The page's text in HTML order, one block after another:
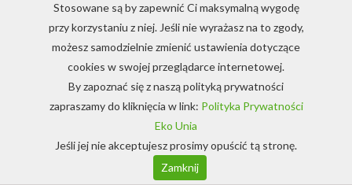
Zmiana technologii wytwarzania energii –
zmiana cywilizacyjna
(źródło:tvn24.pl)
W 2025 roku ze źródeł odnawialnych będzie produkowane więcej
energii niż z węgla – przewiduje Międzynarodowa Agencja
Energetyczna. Oznacza to, że OZE będą największym źródłem
energii elektrycznej na świecie.
Stosowane są by zapewnić Ci maksymalną wygodę
przy korzystaniu z niej. Jeśli nie wyrażasz na to zgody,
możesz samodzielnie zmienić ustawienia dotyczące
cookies w swojej przeglądarce internetowej.
By zapoznać się z naszą polityką prywatności
zapraszamy do kliknięcia w link: Polityka Prywatności
Eko Unia
Jeśli jej nie akceptujesz prosimy opuścić tą stronę.
Zamknij